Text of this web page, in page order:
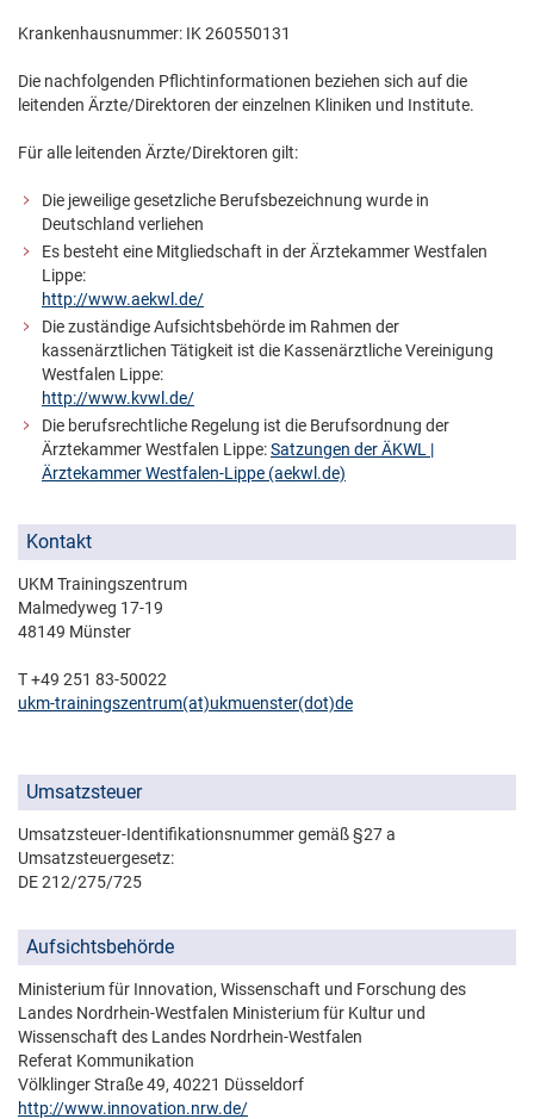
Krankenhausnummer: IK 260550131
Die nachfolgenden Pflichtinformationen beziehen sich auf die
leitenden Ärzte/Direktoren der einzelnen Kliniken und Institute.
Für alle leitenden Ärzte/Direktoren gilt:
Die jeweilige gesetzliche Berufsbezeichnung wurde in
Deutschland verliehen
Es besteht eine Mitgliedschaft in der Ärztekammer Westfalen
Lippe:
http://www.aekwl.de/
Die zuständige Aufsichtsbehörde im Rahmen der
kassenärztlichen Tätigkeit ist die Kassenärztliche Vereinigung
Westfalen Lippe:
http://www.kvwl.de/
Die berufsrechtliche Regelung ist die Berufsordnung der
Ärztekammer Westfalen Lippe:Satzungen der ÄKWL |
Ärztekammer Westfalen-Lippe (aekwl.de)
Kontakt
UKM Trainingszentrum
Malmedyweg 17-19
48149 Münster
T +49 251 83-50022
ukm-trainingszentrum(at)­ukmuenster(dot)­de
Umsatzsteuer
Umsatzsteuer-Identifikationsnummer gemäß §27 a
Umsatzsteuergesetz:
DE 212/275/725
Aufsichtsbehörde
Ministerium für Innovation, Wissenschaft und Forschung des
Landes Nordrhein-Westfalen Ministerium für Kultur und
Wissenschaft des Landes Nordrhein-Westfalen
Referat Kommunikation
Völklinger Straße 49, 40221 Düsseldorf
http://www.innovation.nrw.de/